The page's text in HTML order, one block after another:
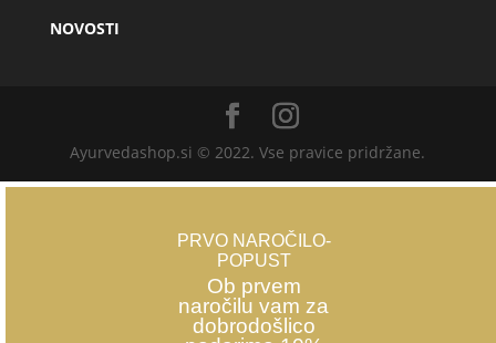
NOVOSTI
Ayurvedashop.si © 2022. Vse pravice pridržane.
PRVO NAROČILO-
POPUST
Ob prvem
naročilu vam za
dobrodošlico